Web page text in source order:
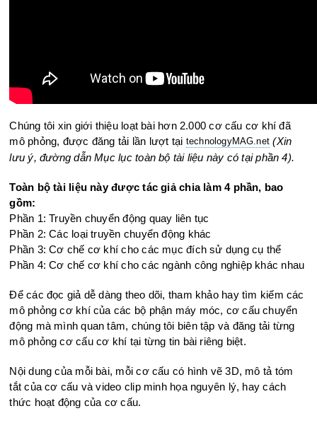
Chúng tôi xin giới thiệu loạt bài hơn 2.000 cơ cấu cơ khí đã
mô phỏng, được đăng tải lần lượt tại technologyMAG.net (Xin
lưu ý, đường dẫn Mục lục toàn bộ tài liệu này có tại phần 4).
Toàn bộ tài liệu này được tác giả chia làm 4 phần, bao
gồm:
Phần 1: Truyền chuyển động quay liên tục
Phần 2: Các loại truyền chuyển động khác
Phần 3: Cơ chế cơ khí cho các mục đích sử dụng cụ thể
Phần 4: Cơ chế cơ khí cho các ngành công nghiệp khác nhau
Để các đọc giả dễ dàng theo dõi, tham khảo hay tìm kiếm các
mô phỏng cơ khí của các bộ phận máy móc, cơ cấu chuyển
động mà mình quan tâm, chúng tôi biên tập và đăng tải từng
mô phỏng cơ cấu cơ khí tại từng tin bài riêng biệt.
Nội dung của mỗi bài, mỗi cơ cấu có hình vẽ 3D, mô tả tóm
tắt của cơ cấu và video clip minh họa nguyên lý, hay cách
thức hoạt động của cơ cấu.